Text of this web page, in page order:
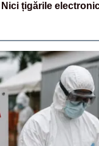
țigările